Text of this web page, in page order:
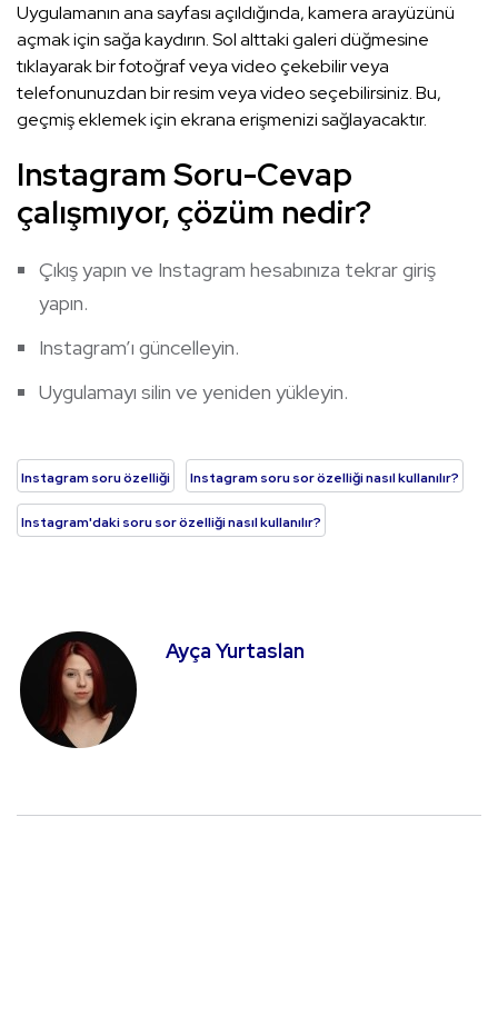
Uygulamanın ana sayfası açıldığında, kamera arayüzünü
açmak için sağa kaydırın. Sol alttaki galeri düğmesine
tıklayarak bir fotoğraf veya video çekebilir veya
telefonunuzdan bir resim veya video seçebilirsiniz. Bu,
geçmiş eklemek için ekrana erişmenizi sağlayacaktır.
Instagram Soru-Cevap
çalışmıyor, çözüm nedir?
Çıkış yapın ve Instagram hesabınıza tekrar giriş
yapın.
Instagram’ı güncelleyin.
Uygulamayı silin ve yeniden yükleyin.
Instagram soru özelliği Instagram soru sor özelliği nasıl kullanılır?
Instagram'daki soru sor özelliği nasıl kullanılır?
Ayça Yurtaslan